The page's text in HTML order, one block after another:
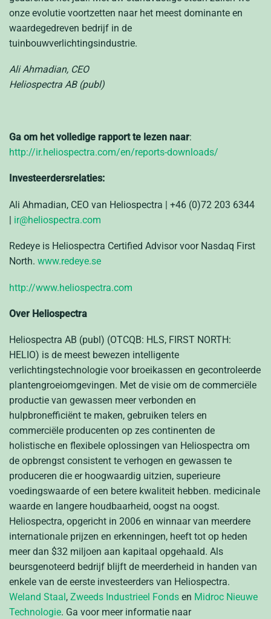
onze evolutie voortzetten naar het meest dominante en
waardegedreven bedrijf in de
tuinbouwverlichtingsindustrie.
Ali Ahmadian, CEO
Heliospectra AB (publ)
Ga om het volledige rapport te lezen naar:
http://ir.heliospectra.com/en/reports-downloads/
Investeerdersrelaties:
Ali Ahmadian, CEO van Heliospectra | +46 (0)72 203 6344
| ir@heliospectra.com
Redeye is Heliospectra Certified Advisor voor Nasdaq First
North. www.redeye.se
http://www.heliospectra.com
Over Heliospectra
Heliospectra AB (publ) (OTCQB: HLS, FIRST NORTH:
HELIO) is de meest bewezen intelligente
verlichtingstechnologie voor broeikassen en gecontroleerde
plantengroeiomgevingen. Met de visie om de commerciële
productie van gewassen meer verbonden en
hulpbronefficiënt te maken, gebruiken telers en
commerciële producenten op zes continenten de
holistische en flexibele oplossingen van Heliospectra om
de opbrengst consistent te verhogen en gewassen te
produceren die er hoogwaardig uitzien, superieure
voedingswaarde of een betere kwaliteit hebben. medicinale
waarde en langere houdbaarheid, oogst na oogst.
Heliospectra, opgericht in 2006 en winnaar van meerdere
internationale prijzen en erkenningen, heeft tot op heden
meer dan $32 miljoen aan kapitaal opgehaald. Als
beursgenoteerd bedrijf blijft de meerderheid in handen van
enkele van de eerste investeerders van Heliospectra.
Weland Staal , Zweeds Industrieel Fonds en Midroc Nieuwe
Technologie. Ga voor meer informatie naar